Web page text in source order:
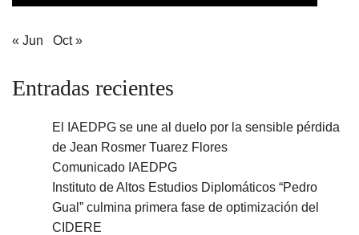
« Jun Oct »
Entradas recientes
El IAEDPG se une al duelo por la sensible pérdida
de Jean Rosmer Tuarez Flores
Comunicado IAEDPG
Instituto de Altos Estudios Diplomáticos “Pedro
Gual” culmina primera fase de optimización del
CIDERE